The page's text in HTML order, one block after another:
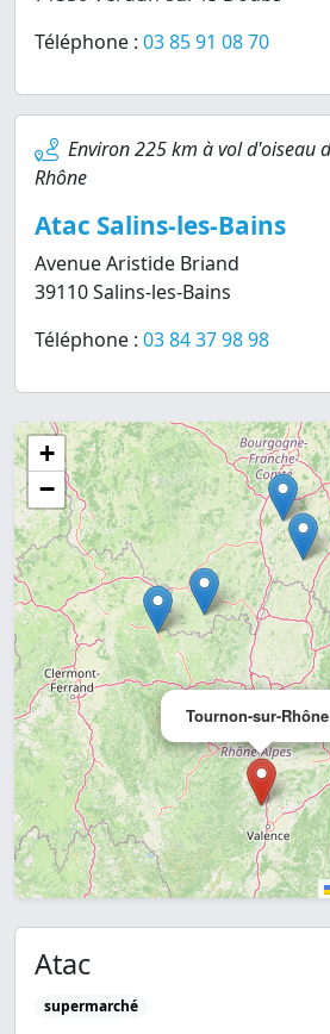
Téléphone : 03 85 91 08 70
Environ 225 km à vol d'oiseau
Rhône
Atac Salins-les-Bains
Avenue Aristide Briand
39110 Salins-les-Bains
Téléphone : 03 84 37 98 98
Tournon-sur-Rhône
+
−
Atac
supermarché